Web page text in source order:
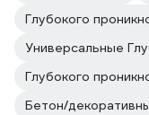
Глубокого
Универсальные
Глубокого